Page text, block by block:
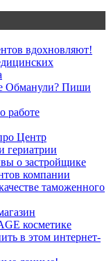
вдохновляют!
Обманули? Пиши
работе
Центр
гериатрии
о застройщике
компании
таможенного
косметике
в этом интернет-